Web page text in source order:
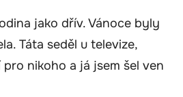
jako dřív. Vánoce byly
Táta seděl u televize,
pro nikoho a já jsem šel ven